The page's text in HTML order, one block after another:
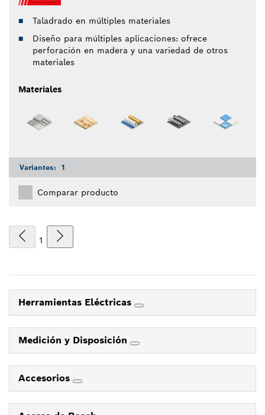
Taladrado en múltiples materiales
Diseño para múltiples aplicaciones: ofrece
perforación en madera y una variedad de otros
materiales
Materiales
Variantes: 1
Comparar producto
1
Herramientas Eléctricas
Medición y Disposición
Accesorios